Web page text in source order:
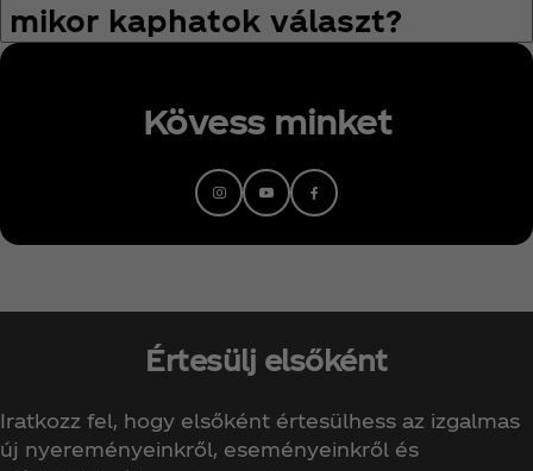
mikor kaphatok választ?
Kövess minket
Értesülj elsőként
Iratkozz fel, hogy elsőként értesülhess az izgalmas
új nyereményeinkről, eseményeinkről és